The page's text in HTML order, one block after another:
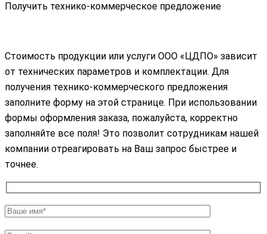
Получить технико-коммерческое предложение
Стоимость продукции или услуги ООО «ЦДПО» зависит
от технических параметров и комплектации. Для
получения технико-коммерческого предложения
заполните форму на этой странице. При использовании
формы оформления заказа, пожалуйста, корректно
заполняйте все поля! Это позволит сотрудникам нашей
компании отреагировать на Ваш запрос быстрее и
точнее.